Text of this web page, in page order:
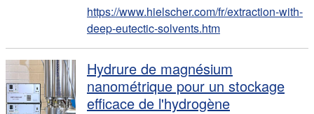
https://www.hielscher.com/fr/extraction-with-
deep-eutectic-solvents.htm
Hydrure de magnésium
nanométrique pour un stockage
efficace de l'hydrogène